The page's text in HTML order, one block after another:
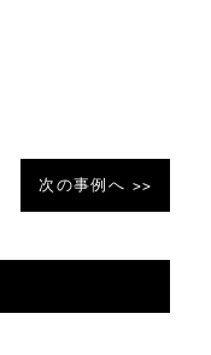
次の事例へ >>